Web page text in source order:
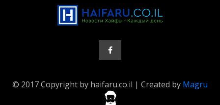
© 2017 Copyright by haifaru.co.il | Created by Magru